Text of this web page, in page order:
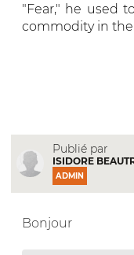
"Fear," he used
commodity in the
Publié par
ISIDORE
ADMIN
Bonjour